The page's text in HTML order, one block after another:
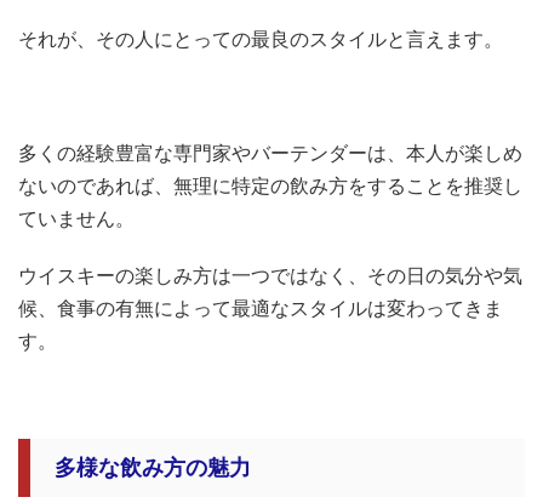
それが、その人にとっての最良のスタイルと言えます。
多くの経験豊富な専門家やバーテンダーは、本人が楽しめ
ないのであれば、無理に特定の飲み方をすることを推奨し
ていません。
ウイスキーの楽しみ方は一つではなく、その日の気分や気
候、食事の有無によって最適なスタイルは変わってきま
す。
多様な飲み方の魅力